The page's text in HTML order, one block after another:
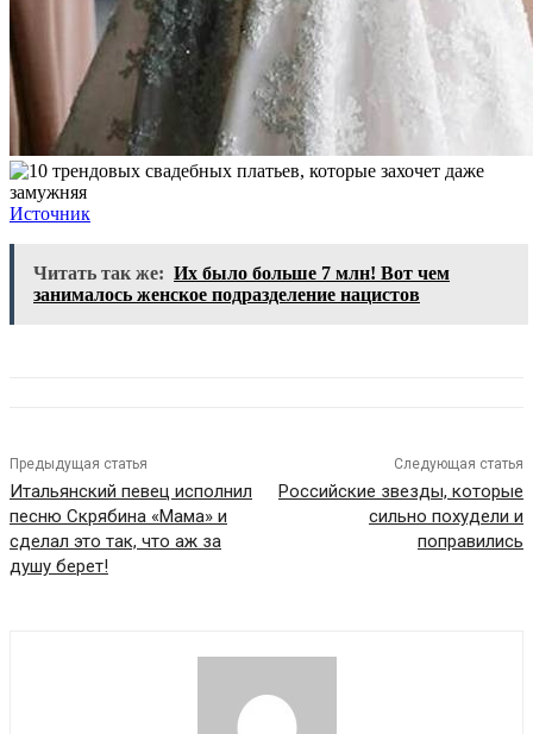
Источник
Читать так же: Их было больше 7 млн! Вот чем
занималось женское подразделение нацистов
Предыдущая статья
Итальянский певец исполнил
песню Скрябина «Мама» и
сделал это так, что аж за
душу берет!
Следующая статья
Российские звезды, которые
сильно похудели и
поправились